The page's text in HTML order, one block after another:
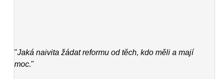
"Jaká naivita žádat reformu od těch, kdo měli a mají
moc."